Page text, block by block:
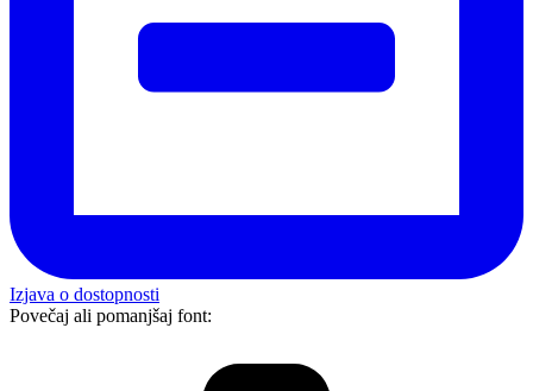
Izjava o dostopnosti
Povečaj ali pomanjšaj font: